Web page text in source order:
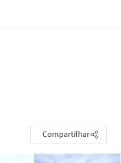
Compartilhar